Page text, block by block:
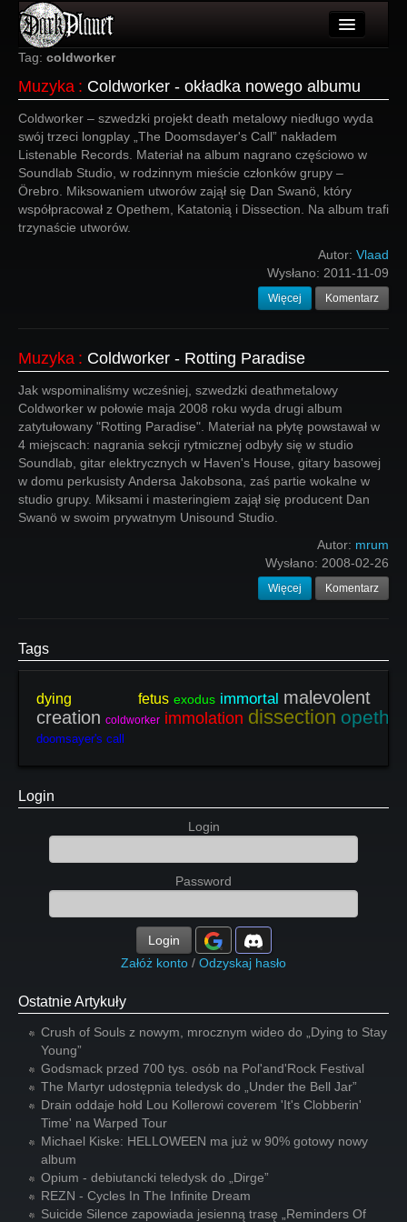
Artykuły
Użytkownicy
Wydarzenia
Galeria
Forum
Więcej
Tag: coldworker
Muzyka : Coldworker - okładka nowego albumu
Coldworker – szwedzki projekt death metalowy niedługo wyda
swój trzeci longplay „The Doomsdayer's Call” nakładem
Listenable Records. Materiał na album nagrano częściowo w
Soundlab Studio, w rodzinnym mieście członków grupy –
Örebro. Miksowaniem utworów zajął się Dan Swanö, który
współpracował z Opethem, Katatonią i Dissection. Na album trafi
trzynaście utworów.
Autor: Vlaad
Wysłano: 2011-11-09
Więcej Komentarz
Muzyka : Coldworker - Rotting Paradise
Jak wspominaliśmy wcześniej, szwedzki deathmetalowy
Coldworker w połowie maja 2008 roku wyda drugi album
zatytułowany "Rotting Paradise". Materiał na płytę powstawał w
4 miejscach: nagrania sekcji rytmicznej odbyły się w studio
Soundlab, gitar elektrycznych w Haven's House, gitary basowej
w domu perkusisty Andersa Jakobsona, zaś partie wokalne w
studio grupy. Miksami i masteringiem zajął się producent Dan
Swanö w swoim prywatnym Unisound Studio.
Autor: mrum
Wysłano: 2008-02-26
Więcej Komentarz
Tags
dying fetus exodus immortal malevolent
creation coldworker immolation dissection opeth
doomsayer's call
Login
Login
Password
Login
Załóż konto / Odzyskaj hasło
Ostatnie Artykuły
Crush of Souls z nowym, mrocznym wideo do „Dying to Stay
Young”
Godsmack przed 700 tys. osób na Pol'and'Rock Festival
The Martyr udostępnia teledysk do „Under the Bell Jar”
Drain oddaje hołd Lou Kollerowi coverem 'It's Clobberin'
Time' na Warped Tour
Michael Kiske: HELLOWEEN ma już w 90% gotowy nowy
album
Opium - debiutancki teledysk do „Dirge”
REZN - Cycles In The Infinite Dream
Suicide Silence zapowiada jesienną trasę „Reminders Of